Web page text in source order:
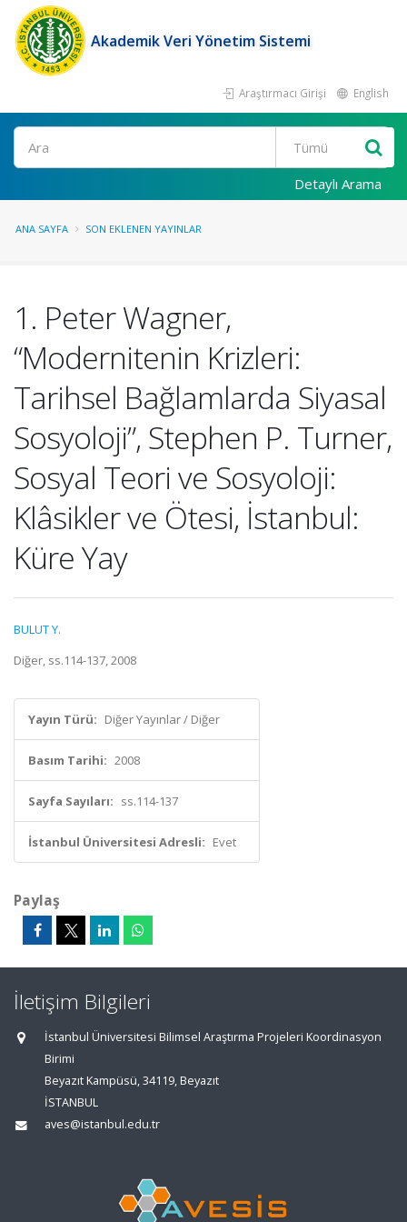
Akademik Veri Yönetim Sistemi
Araştırmacı Girişi English
Ara
Detaylı Arama
ANA SAYFA SON EKLENEN YAYINLAR
1. Peter Wagner,
“Modernitenin Krizleri:
Tarihsel Bağlamlarda Siyasal
Sosyoloji”, Stephen P. Turner,
Sosyal Teori ve Sosyoloji:
Klâsikler ve Ötesi, İstanbul:
Küre Yay
BULUT Y.
Diğer, ss.114-137, 2008
Yayın Türü: Diğer Yayınlar / Diğer
Basım Tarihi: 2008
Sayfa Sayıları: ss.114-137
İstanbul Üniversitesi Adresli: Evet
Paylaş
İletişim Bilgileri
İstanbul Üniversitesi Bilimsel Araştırma Projeleri Koordinasyon
Birimi
Beyazıt Kampüsü, 34119, Beyazıt
İSTANBUL
aves@istanbul.edu.tr